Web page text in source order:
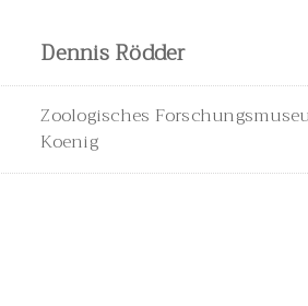
Dennis Rödder
Zoologisches
Koenig